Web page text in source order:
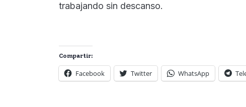
trabajando sin descanso.
Compartir:
Facebook Twitter WhatsApp